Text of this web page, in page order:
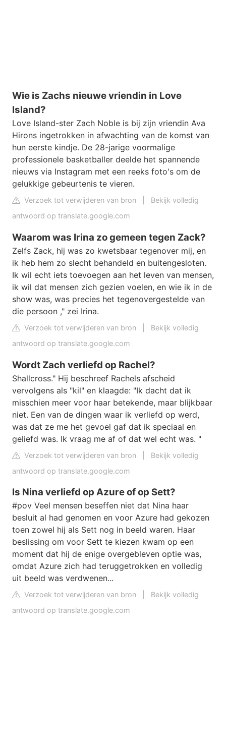
Wie is Zachs nieuwe vriendin in Love
Island?
Love Island-ster Zach Noble is bij zijn vriendin Ava
Hirons ingetrokken in afwachting van de komst van
hun eerste kindje. De 28-jarige voormalige
professionele basketballer deelde het spannende
nieuws via Instagram met een reeks foto's om de
gelukkige gebeurtenis te vieren.
Verzoek tot verwijderen van bron
Bekijk volledig
antwoord op translate.google.com
Waarom was Irina zo gemeen tegen Zack?
Zelfs Zack, hij was zo kwetsbaar tegenover mij, en
ik heb hem zo slecht behandeld en buitengesloten.
Ik wil echt iets toevoegen aan het leven van mensen,
ik wil dat mensen zich gezien voelen, en wie ik in de
show was, was precies het tegenovergestelde van
die persoon ," zei Irina.
Verzoek tot verwijderen van bron
Bekijk volledig
antwoord op translate.google.com
Wordt Zach verliefd op Rachel?
Shallcross." Hij beschreef Rachels afscheid
vervolgens als "kil" en klaagde: "Ik dacht dat ik
misschien meer voor haar betekende, maar blijkbaar
niet. Een van de dingen waar ik verliefd op werd,
was dat ze me het gevoel gaf dat ik speciaal en
geliefd was. Ik vraag me af of dat wel echt was. "
Verzoek tot verwijderen van bron
Bekijk volledig
antwoord op translate.google.com
Is Nina verliefd op Azure of op Sett?
#pov Veel mensen beseffen niet dat Nina haar
besluit al had genomen en voor Azure had gekozen
toen zowel hij als Sett nog in beeld waren. Haar
beslissing om voor Sett te kiezen kwam op een
moment dat hij de enige overgebleven optie was,
omdat Azure zich had teruggetrokken en volledig
uit beeld was verdwenen...
Verzoek tot verwijderen van bron
Bekijk volledig
antwoord op translate.google.com